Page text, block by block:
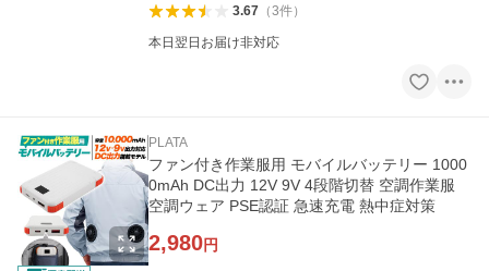
3.67（3件）
本日翌日お届け非対応
PLATA
ファン付き作業服用 モバイルバッテリー 1000
0mAh DC出力 12V 9V 4段階切替 空調作業服
空調ウェア PSE認証 急速充電 熱中症対策
2,980円